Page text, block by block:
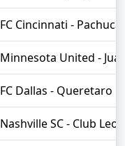
FC Cincinnati - Pachuca
Minnesota United -
FC Dallas - Queretaro
Nashville SC - Club Leon